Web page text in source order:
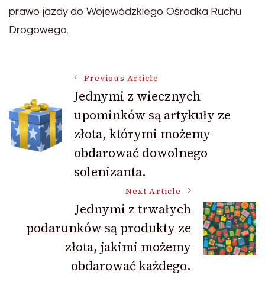
prawo jazdy do Wojewódzkiego Ośrodka Ruchu
Drogowego.
Navigation
Previous Article
Jednymi z wiecznych
upominków są artykuły ze
złota, którymi możemy
obdarować dowolnego
solenizanta.
Next Article
Jednymi z trwałych
podarunków są produkty ze
złota, jakimi możemy
obdarować każdego.